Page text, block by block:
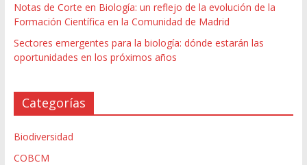
Notas de Corte en Biología: un reflejo de la evolución de la
Formación Científica en la Comunidad de Madrid
Sectores emergentes para la biología: dónde estarán las
oportunidades en los próximos años
Categorías
Biodiversidad
COBCM